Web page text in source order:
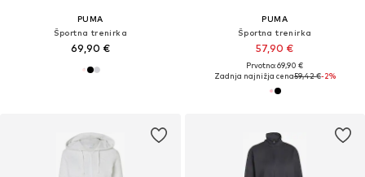
PUMA
Športna trenirka
69,90 €
PUMA
Športna trenirka
57,90 €
Prvotno: 69,90 €
Zadnja najnižja cena59,42 €-2%